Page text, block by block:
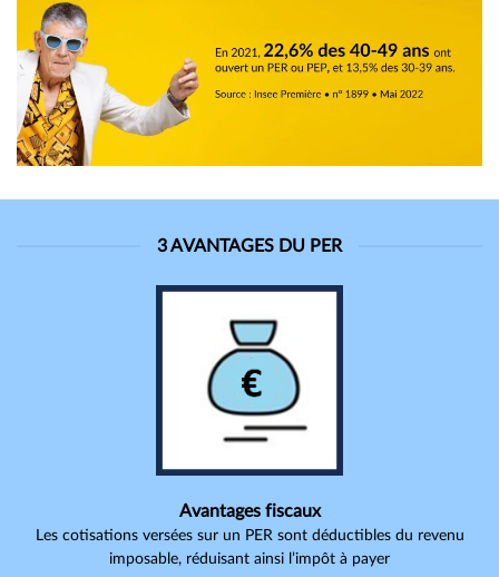
3 AVANTAGES DU PER
Avantages fiscaux
Les cotisations versées sur un PER sont déductibles du revenu
imposable, réduisant ainsi l’impôt à payer